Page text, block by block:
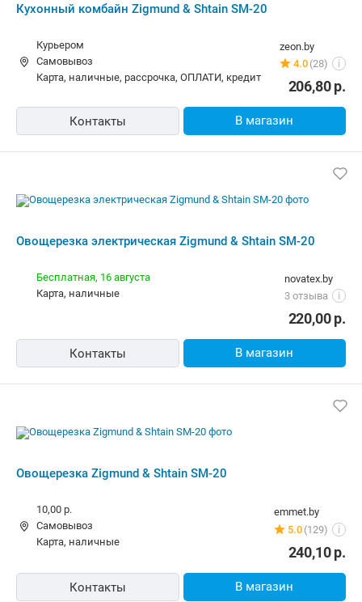
Кухонный комбайн Zigmund & Shtain SM-20
zeon.by
4.0 (28) i
Курьером
Самовывоз
карта, наличные, рассрочка, ОПЛАТИ, кредит
206,80р.
Контакты В магазин
Овощерезка электрическая Zigmund & Shtain SM-20
novatex.by
3 отзыва
i
Бесплатная, 16 августа
карта, наличные
220,00р.
Контакты В магазин
Овощерезка Zigmund & Shtain SM-20
emmet.by
5.0 (129) i
10,00 р.
Самовывоз
карта, наличные
240,10р.
Контакты В магазин